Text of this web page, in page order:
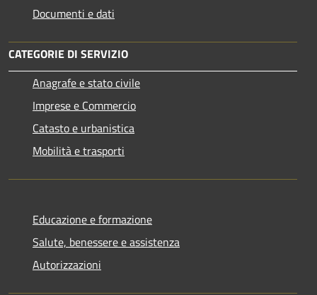
Documenti e dati
CATEGORIE DI SERVIZIO
Anagrafe e stato civile
Imprese e Commercio
Catasto e urbanistica
Mobilità e trasporti
Educazione e formazione
Salute, benessere e assistenza
Autorizzazioni